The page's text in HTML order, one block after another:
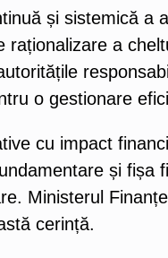
și sistemică a
raționalizare a
o gestionare
cu impact
și fișa
Ministerul
cerință.